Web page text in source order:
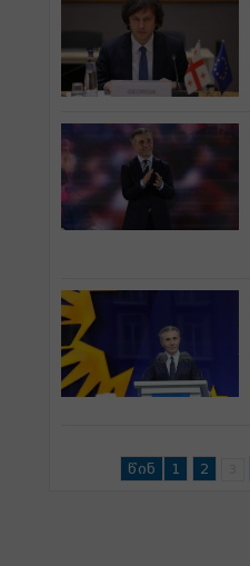
წინ 1 2